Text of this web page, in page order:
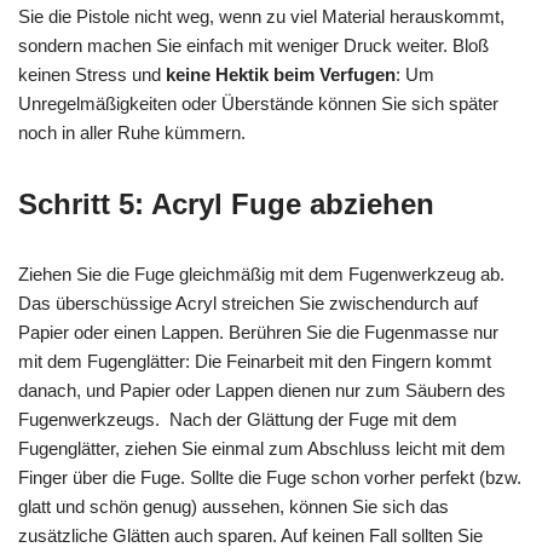
Sie die Pistole nicht weg, wenn zu viel Material herauskommt,
sondern machen Sie einfach mit weniger Druck weiter. Bloß
keinen Stress und keine Hektik beim Verfugen: Um
Unregelmäßigkeiten oder Überstände können Sie sich später
noch in aller Ruhe kümmern.
Schritt 5: Acryl Fuge abziehen
Ziehen Sie die Fuge gleichmäßig mit dem Fugenwerkzeug ab.
Das überschüssige Acryl streichen Sie zwischendurch auf
Papier oder einen Lappen. Berühren Sie die Fugenmasse nur
mit dem Fugenglätter: Die Feinarbeit mit den Fingern kommt
danach, und Papier oder Lappen dienen nur zum Säubern des
Fugenwerkzeugs. Nach der Glättung der Fuge mit dem
Fugenglätter, ziehen Sie einmal zum Abschluss leicht mit dem
Finger über die Fuge. Sollte die Fuge schon vorher perfekt (bzw.
glatt und schön genug) aussehen, können Sie sich das
zusätzliche Glätten auch sparen. Auf keinen Fall sollten Sie